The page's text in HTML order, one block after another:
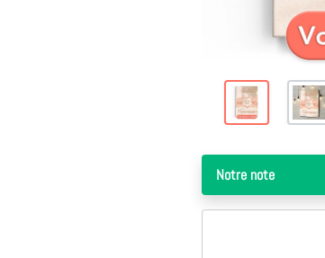
Notre note